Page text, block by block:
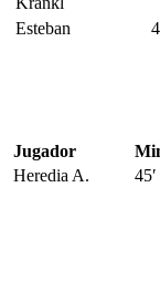
Esteban
Jugador
Heredia A.
45′